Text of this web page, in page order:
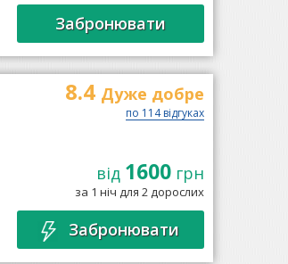
Забронювати
8.4 Дуже добре
по 114 відгуках
від 1600грн
за 1 ніч для 2 дорослих
Забронювати